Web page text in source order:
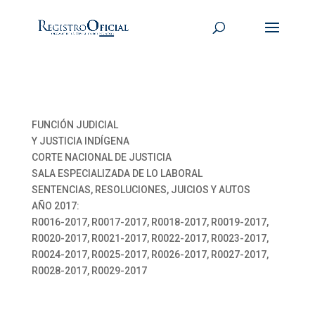
FUNCIÓN JUDICIAL
Y JUSTICIA INDÍGENA
CORTE NACIONAL DE JUSTICIA
SALA ESPECIALIZADA DE LO LABORAL
SENTENCIAS, RESOLUCIONES, JUICIOS Y AUTOS
AÑO 2017:
R0016-2017, R0017-2017, R0018-2017, R0019-2017,
R0020-2017, R0021-2017, R0022-2017, R0023-2017,
R0024-2017, R0025-2017, R0026-2017, R0027-2017,
R0028-2017, R0029-2017